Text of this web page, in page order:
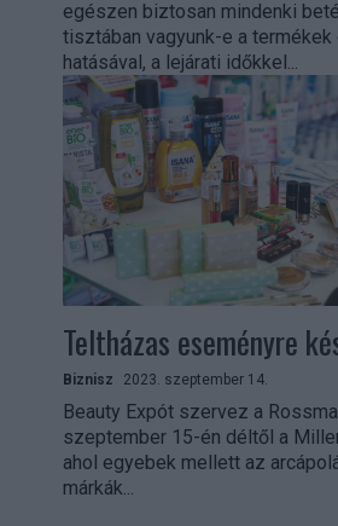
egészen biztosan mindenki
tisztában vagyunk-e a
hatásával, a lejárati időkkel...
Teltházas eseményre
Biznisz 2023. szeptember 14.
Beauty Expót szervez a
szeptember 15-én déltől a
ahol egyebek mellett az
márkák...